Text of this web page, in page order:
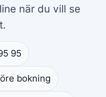
när du vill se
95
bokning